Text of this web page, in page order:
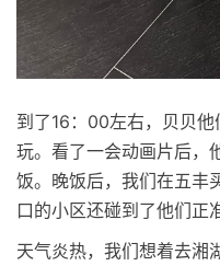
到了16：00左右，贝贝
玩。看了一会动画片后，
饭。晚饭后，我们在五丰
口的小区还碰到了他们正
天气炎热，我们想着去湘